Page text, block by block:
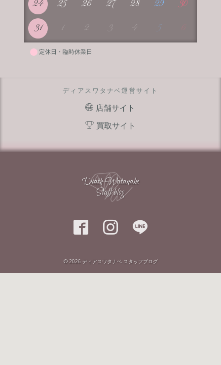
24 25 26 27 28 29 30
31 1 2 3 4 5 6
定休日・臨時休業日
ディアスワタナベ運営サイト
店舗サイト
買取サイト
Diath Watanabe
Staff blog
  
© 2026 ディアスワタナベ スタッフブログ